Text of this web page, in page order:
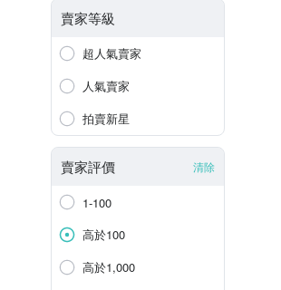
賣家等級
超人氣賣家
人氣賣家
拍賣新星
賣家評價 清除
1-100
高於100
高於1,000